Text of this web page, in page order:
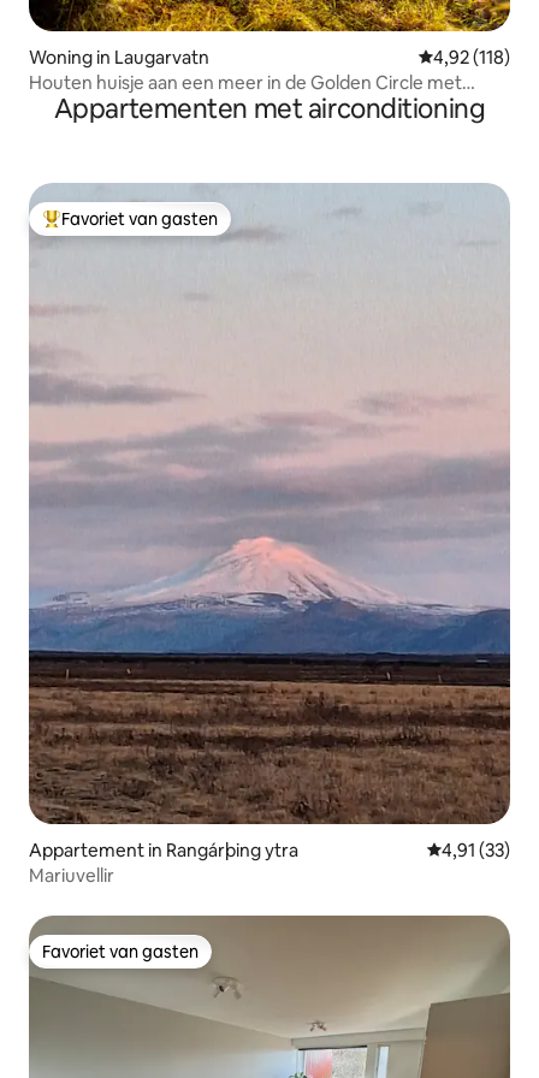
Woning in Laugarvatn Gemiddelde
4,92 (118)
Houten huisje aan een meer in de Golden Circle met
eigen hottub
Appartementen met airconditioning
Topfavoriet van gasten
Favoriet van gasten
Appartement in Rangárþing ytra Gemiddelde
4,91 (33)
Mariuvellir
Favoriet van gasten
Favoriet van gasten